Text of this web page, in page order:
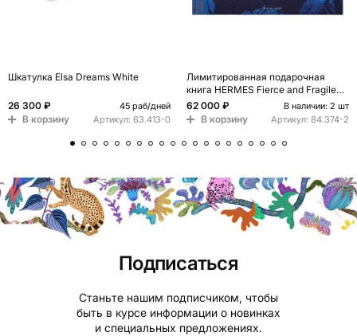
Шкатулка Elsa Dreams White
26 300 ₽ 45 раб/дней
В корзину Артикул: 63.413-0
Лимитированная подарочная
книга HERMES Fierce and Fragile
book, English version
62 000 ₽ В наличии: 2 шт
В корзину Артикул: 84.374-2
Подписаться
Станьте нашим подписчиком, чтобы
быть в курсе информации о новинках
и специальных предложениях.